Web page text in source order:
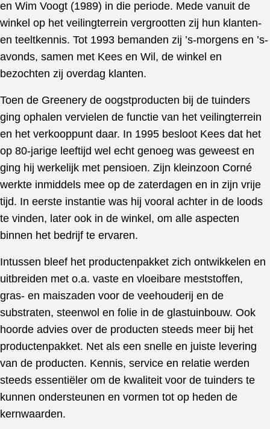
en Wim Voogt (1989) in die periode. Mede vanuit de
winkel op het veilingterrein vergrootten zij hun klanten-
en teeltkennis. Tot 1993 bemanden zij ’s-morgens en ’s-
avonds, samen met Kees en Wil, de winkel en
bezochten zij overdag klanten.
Toen de Greenery de oogstproducten bij de tuinders
ging ophalen vervielen de functie van het veilingterrein
en het verkooppunt daar. In 1995 besloot Kees dat het
op 80-jarige leeftijd wel echt genoeg was geweest en
ging hij werkelijk met pensioen. Zijn kleinzoon Corné
werkte inmiddels mee op de zaterdagen en in zijn vrije
tijd. In eerste instantie was hij vooral achter in de loods
te vinden, later ook in de winkel, om alle aspecten
binnen het bedrijf te ervaren.
Intussen bleef het productenpakket zich ontwikkelen en
uitbreiden met o.a. vaste en vloeibare meststoffen,
gras- en maiszaden voor de veehouderij en de
substraten, steenwol en folie in de glastuinbouw. Ook
hoorde advies over de producten steeds meer bij het
productenpakket. Net als een snelle en juiste levering
van de producten. Kennis, service en relatie werden
steeds essentiëler om de kwaliteit voor de tuinders te
kunnen ondersteunen en vormen tot op heden de
kernwaarden.